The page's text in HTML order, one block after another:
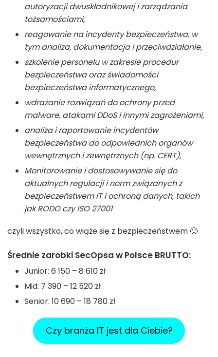
autoryzacji dwuskładnikowej i zarządzania
tożsamościami,
reagowanie na incydenty bezpieczeństwa, w
tym analiza, dokumentacja i przeciwdziałanie,
szkolenie personelu w zakresie procedur
bezpieczeństwa oraz świadomości
bezpieczeństwa informatycznego,
wdrażanie rozwiązań do ochrony przed
malware, atakami DDoS i innymi zagrożeniami,
analiza i raportowanie incydentów
bezpieczeństwa do odpowiednich organów
wewnętrznych i zewnętrznych (np. CERT),
Monitorowanie i dostosowywanie się do
aktualnych regulacji i norm związanych z
bezpieczeństwem IT i ochroną danych, takich
jak RODO czy ISO 27001
czyli wszystko, co wiąże się z bezpieczeństwem 🙂
Średnie zarobki SecOpsa w Polsce BRUTTO:
Junior: 6 150 – 8 610 zł
Mid: 7 390 – 12 520 zł
Senior: 10 690 – 18 780 zł
Czy branża IT jest dla Ciebie?